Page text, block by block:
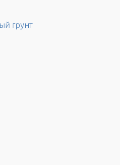
грунт